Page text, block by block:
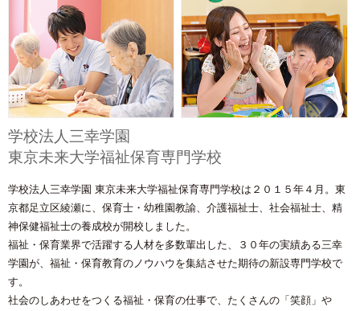
学校法人三幸学園
東京未来大学福祉保育専門学校
学校法人三幸学園 東京未来大学福祉保育専門学校は２０１５年４月。東
京都足立区綾瀬に、保育士・幼稚園教諭、介護福祉士、社会福祉士、精
神保健福祉士の養成校が開校しました。
福祉・保育業界で活躍する人材を多数輩出した、３０年の実績ある三幸
学園が、福祉・保育教育のノウハウを集結させた期待の新設専門学校で
す。
社会のしあわせをつくる福祉・保育の仕事で、たくさんの「笑顔」や